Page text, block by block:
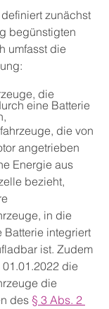
zunächst
begünstigten
umfasst die
die
eine Batterie
die von
angetrieben
Energie aus
bezieht,
in die
Batterie integriert
ist. Zudem
die
die
des § 3 Abs. 2